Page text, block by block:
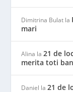
Dimitrina Bulat la
mari
Alina la21 de
merita toti
Daniel la21 de